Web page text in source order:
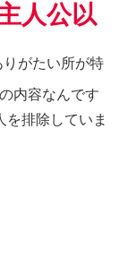
人公以
りがたい所が特
内容なんです
を排除していま